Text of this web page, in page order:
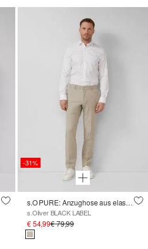
-31%
s.O PURE: Anzughose aus elastischem Leinenmix
s.Oliver BLACK LABEL
€ 54,99€ 79,99